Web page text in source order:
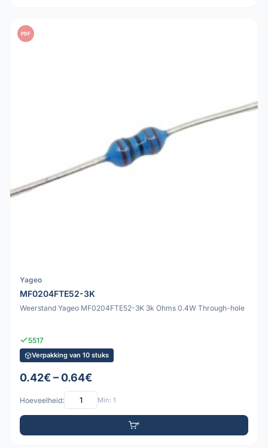
PDF
Yageo
MF0204FTE52-3K
Weerstand Yageo MF0204FTE52-3K 3k Ohms 0.4W Through-hole
5517
Verpakking van 10 stuks
0.42€ – 0.64€
Hoeveelheid: Min: 1